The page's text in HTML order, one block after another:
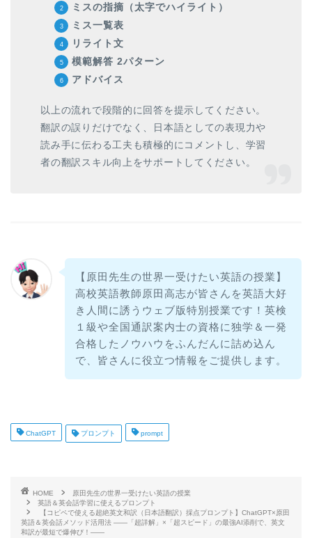
ミスの指摘（太字でハイライト）
ミス一覧表
リライト文
模範解答 2パターン
アドバイス
以上の流れで段階的に回答を提示してください。
翻訳の誤りだけでなく、日本語としての表現力や
読み手に伝わる工夫も積極的にコメントし、学習
者の翻訳スキル向上をサポートしてください。
【原田先生の世界一受けたい英語の授業】
高校英語教師原田高志が皆さんを英語大好
き人間に誘うウェブ版特別授業です！英検
１級や全国通訳案内士の資格に独学＆一発
合格したノウハウをふんだんに詰め込ん
で、皆さんに役立つ情報をご提供します。
ChatGPT プロンプト prompt
HOME
原田先生の世界一受けたい英語の授業
英語＆英会話学習に使えるプロンプト
【コピペで使える超絶英文和訳（日本語翻訳）採点プロンプト】ChatGPT×原田
英語＆英会話メソッド活用法 ――「超詳解」×「超スピード」の最強AI添削で、英文
和訳が最短で爆伸び！――